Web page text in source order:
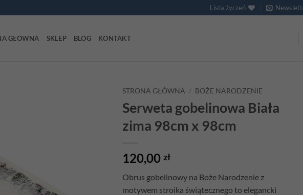
Lista życzeń
GŁOWNA SKLEP BLOG KONTAKT
STRONA GŁÓWNA / BOŻE NARODZENIE
Serweta gobelinowa Biała
zima 98cm x 98cm
120,00 zł
Obrus gobelinowy na Boże Narodzenie z
motywem stroika świątecznego to elegancki